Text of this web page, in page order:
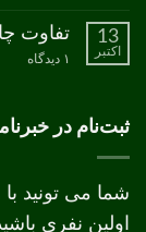
جعبه
13
اکتبر
تفاوت
۱ دیدگاه
برای
ثبت‌نام در
شما می تونید
اولین نفری